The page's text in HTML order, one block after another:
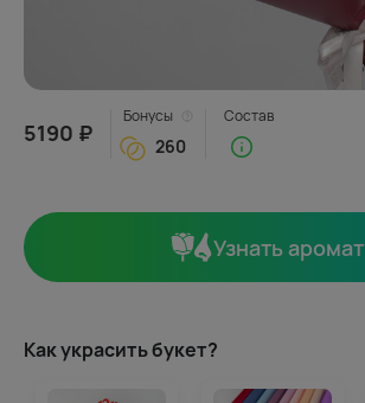
5190 ₽
Бонусы
260
Состав
Узнать аромат
Как украсить букет?